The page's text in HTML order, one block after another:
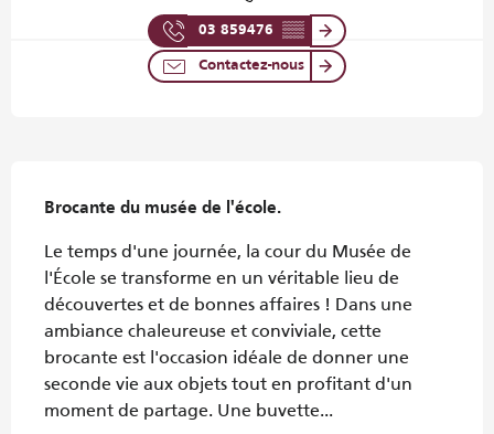
03 859476 ▒▒
Contactez-nous
Brocante du musée de l'école.
Le temps d'une journée, la cour du Musée de
l'École se transforme en un véritable lieu de
découvertes et de bonnes affaires ! Dans une
ambiance chaleureuse et conviviale, cette
brocante est l'occasion idéale de donner une
seconde vie aux objets tout en profitant d'un
moment de partage. Une buvette...